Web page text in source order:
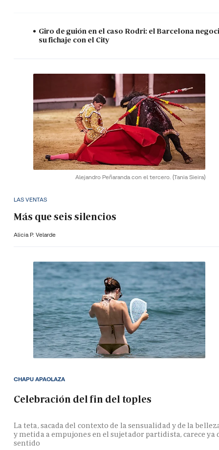
Giro de guión en el caso Rodri: el Barcelona
su fichaje con el City
Alejandro Peñaranda con el tercero. (Tania Sieira)
LAS VENTAS
Más que seis silencios
Alicia P. Velarde
Celebración del fin del toples
La teta, sacada del contexto de la sensualidad y de la
y metida a empujones en el sujetador partidista, carece ya
sentido
CHAPU APAOLAZA